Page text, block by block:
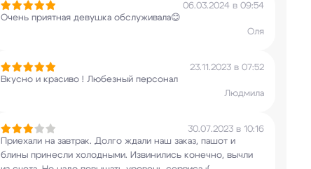
06.03.2024 в 09:54
Очень приятная девушка обслуживала😊
Оля
23.11.2023 в 07:52
Вкусно и красиво ! Любезный персонал
Людмила
30.07.2023 в 10:16
Приехали на завтрак. Долго ждали наш заказ, пашот и
блины принесли холодными. Извинились конечно, вычли